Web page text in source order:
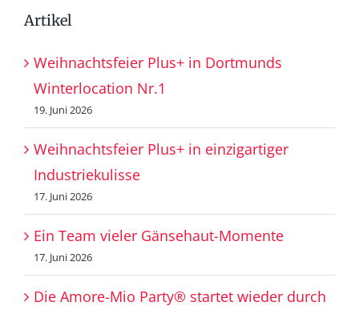
Artikel
Weihnachtsfeier Plus+ in Dortmunds
Winterlocation Nr.1
19. Juni 2026
Weihnachtsfeier Plus+ in einzigartiger
Industriekulisse
17. Juni 2026
Ein Team vieler Gänsehaut-Momente
17. Juni 2026
Die Amore-Mio Party® startet wieder durch